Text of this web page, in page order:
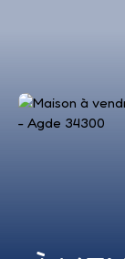
Accueil